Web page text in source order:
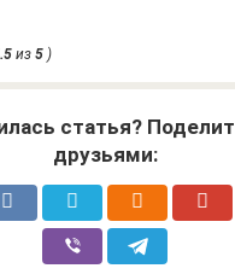
из 5 )
статья?
друзьями: